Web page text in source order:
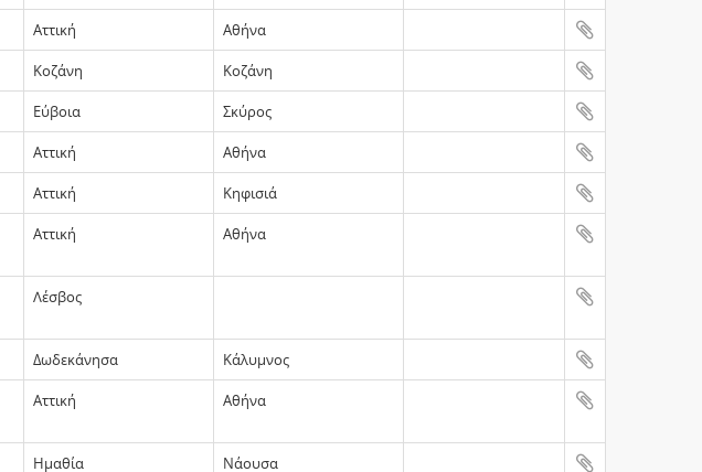
Αττική Αθήνα
Κοζάνη Κοζάνη
Εύβοια Σκύρος
Αττική Αθήνα
Αττική Κηφισιά
Αττική Αθήνα
Λέσβος
Δωδεκάνησα Κάλυμνος
Αττική Αθήνα
Ημαθία Νάουσα